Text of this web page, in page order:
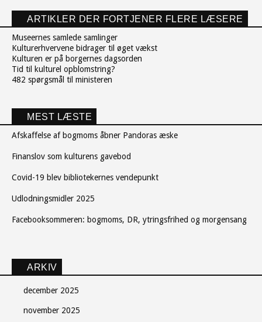
ARTIKLER DER FORTJENER FLERE LÆSERE
Museernes samlede samlinger
Kulturerhvervene bidrager til øget vækst
Kulturen er på borgernes dagsorden
Tid til kulturel opblomstring?
482 spørgsmål til ministeren
MEST LÆSTE
Afskaffelse af bogmoms åbner Pandoras æske
Finanslov som kulturens gavebod
Covid-19 blev bibliotekernes vendepunkt
Udlodningsmidler 2025
Facebooksommeren: bogmoms, DR, ytringsfrihed og morgensang
ARKIV
december 2025
november 2025